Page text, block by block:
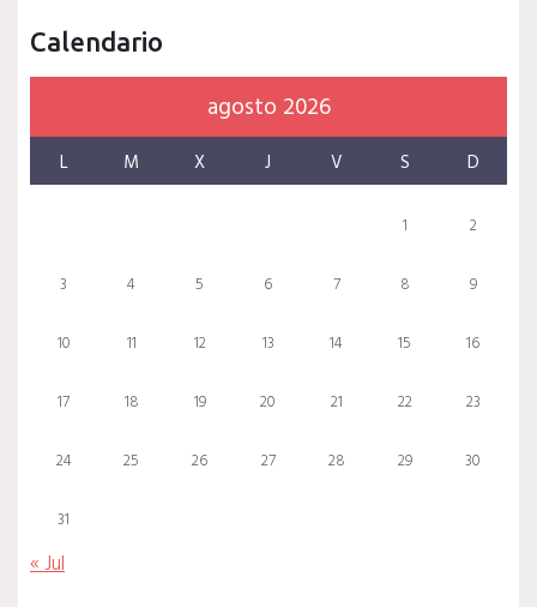
Calendario
agosto 2026
L M X J V S D
1 2
3 4 5 6 7 8 9
10 11 12 13 14 15 16
17 18 19 20 21 22 23
24 25 26 27 28 29 30
31
« Jul